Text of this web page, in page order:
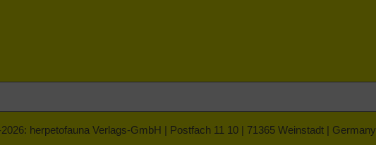
herpetofauna Verlags-GmbH | Postfach 11 10 | 71365 Weinstadt | Germany